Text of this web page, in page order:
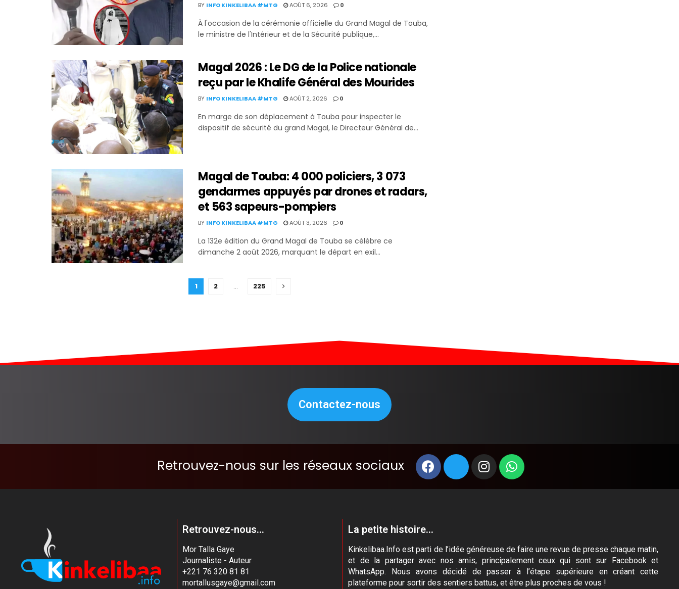
BY INFO KINKELIBAA #MTG AOÛT 6, 2026 0
À l'occasion de la cérémonie officielle du Grand Magal de Touba,
le ministre de l'Intérieur et de la Sécurité publique,...
Magal 2026 : Le DG de la Police nationale
reçu par le Khalife Général des Mourides
BY INFO KINKELIBAA #MTG AOÛT 2, 2026 0
En marge de son déplacement à Touba pour inspecter le
dispositif de sécurité du grand Magal, le Directeur Général de...
Magal de Touba: 4 000 policiers, 3 073
gendarmes appuyés par drones et radars,
et 563 sapeurs-pompiers
BY INFO KINKELIBAA #MTG AOÛT 3, 2026 0
La 132e édition du Grand Magal de Touba se célèbre ce
dimanche 2 août 2026, marquant le départ en exil...
1 2 … 225
Contactez-nous
Retrouvez-nous sur les réseaux sociaux
Retrouvez-nous...
Mor Talla Gaye
Journaliste - Auteur
+221 76 320 81 81
mortallusgaye@gmail.com
La petite histoire...
Kinkelibaa.Info est parti de l’idée généreuse de faire une revue de presse chaque matin,
et de la partager avec nos amis, principalement ceux qui sont sur Facebook et
WhatsApp. Nous avons décidé de passer à l’étape supérieure en créant cette
plateforme pour sortir des sentiers battus, et être plus proches de vous !